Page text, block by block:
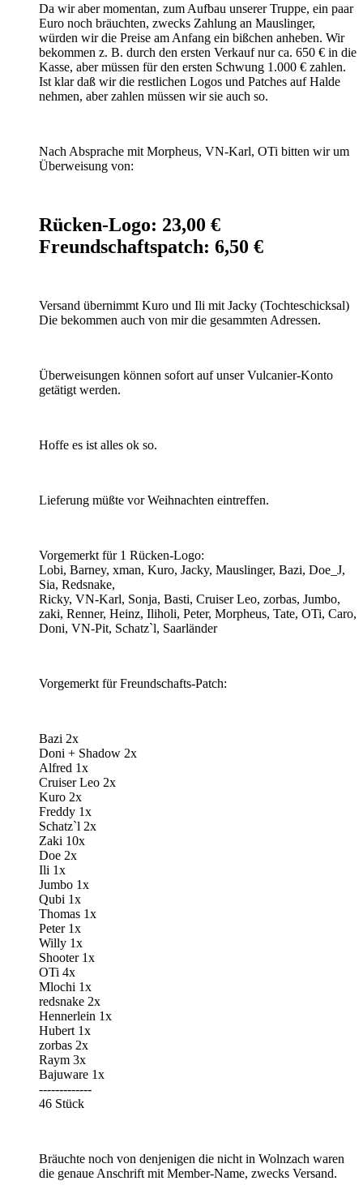
Da wir aber momentan, zum Aufbau unserer Truppe, ein paar
Euro noch bräuchten, zwecks Zahlung an Mauslinger,
würden wir die Preise am Anfang ein bißchen anheben. Wir
bekommen z. B. durch den ersten Verkauf nur ca. 650 € in die
Kasse, aber müssen für den ersten Schwung 1.000 € zahlen.
Ist klar daß wir die restlichen Logos und Patches auf Halde
nehmen, aber zahlen müssen wir sie auch so.
Nach Absprache mit Morpheus, VN-Karl, OTi bitten wir um
Überweisung von:
Rücken-Logo: 23,00 €
Freundschaftspatch: 6,50 €
Versand übernimmt Kuro und Ili mit Jacky (Tochteschicksal)
Die bekommen auch von mir die gesammten Adressen.
Überweisungen können sofort auf unser Vulcanier-Konto
getätigt werden.
Hoffe es ist alles ok so.
Lieferung müßte vor Weihnachten eintreffen.
Vorgemerkt für 1 Rücken-Logo:
Lobi, Barney, xman, Kuro, Jacky, Mauslinger, Bazi, Doe_J,
Sia, Redsnake,
Ricky, VN-Karl, Sonja, Basti, Cruiser Leo, zorbas, Jumbo,
zaki, Renner, Heinz, Iliholi, Peter, Morpheus, Tate, OTi, Caro,
Doni, VN-Pit, Schatz`l, Saarländer
Vorgemerkt für Freundschafts-Patch:
Bazi 2x
Doni + Shadow 2x
Alfred 1x
Cruiser Leo 2x
Kuro 2x
Freddy 1x
Schatz`l 2x
Zaki 10x
Doe 2x
Ili 1x
Jumbo 1x
Qubi 1x
Thomas 1x
Peter 1x
Willy 1x
Shooter 1x
OTi 4x
Mlochi 1x
redsnake 2x
Hennerlein 1x
Hubert 1x
zorbas 2x
Raym 3x
Bajuware 1x
-------------
46 Stück
Bräuchte noch von denjenigen die nicht in Wolnzach waren
die genaue Anschrift mit Member-Name, zwecks Versand.